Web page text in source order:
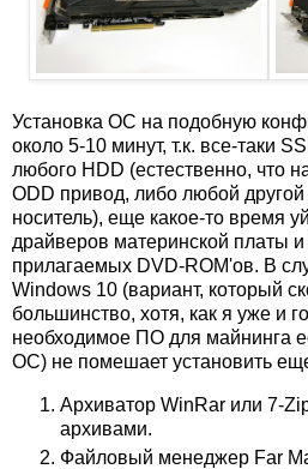
Установка ОС на подобную
около 5-10 минут, т.к. все-таки
любого HDD (естественно, что
ODD привод, либо любой
носитель), еще какое-то время
драйверов материнской платы
прилагаемых DVD-ROM'ов. В
Windows 10 (вариант, который
большинство, хотя, как я уже и
необходимое ПО для майнинга
ОС) не помешает установить
Архиватор WinRar или 7-
архивами.
Файловый менеджер Far